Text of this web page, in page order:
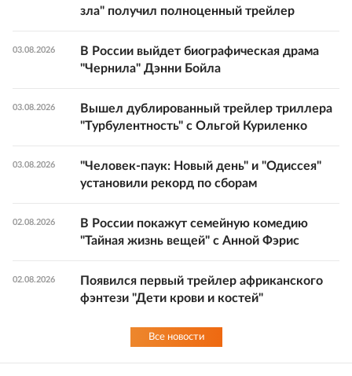
зла" получил полноценный трейлер
03.08.2026
В России выйдет биографическая драма
"Чернила" Дэнни Бойла
03.08.2026
Вышел дублированный трейлер триллера
"Турбулентность" с Ольгой Куриленко
03.08.2026
"Человек-паук: Новый день" и "Одиссея"
установили рекорд по сборам
02.08.2026
В России покажут семейную комедию
"Тайная жизнь вещей" с Анной Фэрис
02.08.2026
Появился первый трейлер африканского
фэнтези "Дети крови и костей"
Все новости